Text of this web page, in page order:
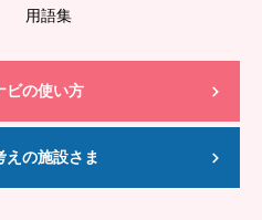
用語集
ビの使い方
えの施設さま